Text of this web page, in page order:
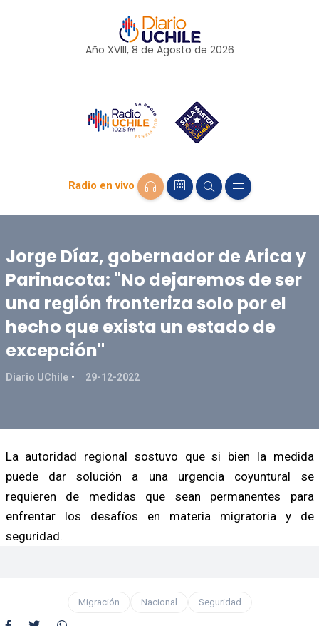
Año XVIII, 8 de Agosto de 2026
Radio en vivo
Jorge Díaz, gobernador de Arica y
Parinacota: "No dejaremos de ser
una región fronteriza solo por el
hecho que exista un estado de
excepción"
Diario UChile 29-12-2022
La autoridad regional sostuvo que si bien la medida
puede dar solución a una urgencia coyuntural se
requieren de medidas que sean permanentes para
enfrentar los desafíos en materia migratoria y de
seguridad.
Migración Nacional Seguridad